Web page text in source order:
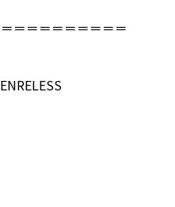
＝＝＝＝＝＝＝＝＝